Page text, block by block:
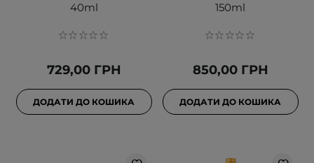
40ml
729,00 ГРН
ДОДАТИ ДО КОШИКА
150ml
850,00 ГРН
ДОДАТИ ДО КОШИКА